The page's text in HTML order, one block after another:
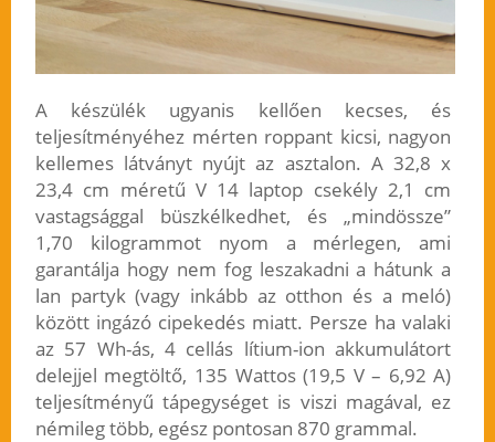
A készülék ugyanis kellően kecses, és
teljesítményéhez mérten roppant kicsi, nagyon
kellemes látványt nyújt az asztalon. A 32,8 x
23,4 cm méretű V 14 laptop csekély 2,1 cm
vastagsággal büszkélkedhet, és „mindössze”
1,70 kilogrammot nyom a mérlegen, ami
garantálja hogy nem fog leszakadni a hátunk a
lan partyk (vagy inkább az otthon és a meló)
között ingázó cipekedés miatt. Persze ha valaki
az 57 Wh-ás, 4 cellás lítium-ion akkumulátort
delejjel megtöltő, 135 Wattos (19,5 V – 6,92 A)
teljesítményű tápegységet is viszi magával, ez
némileg több, egész pontosan 870 grammal.